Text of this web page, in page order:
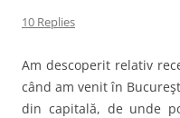
10 Replies
Am descoperit relativ
când am venit în
din capitală, de unde